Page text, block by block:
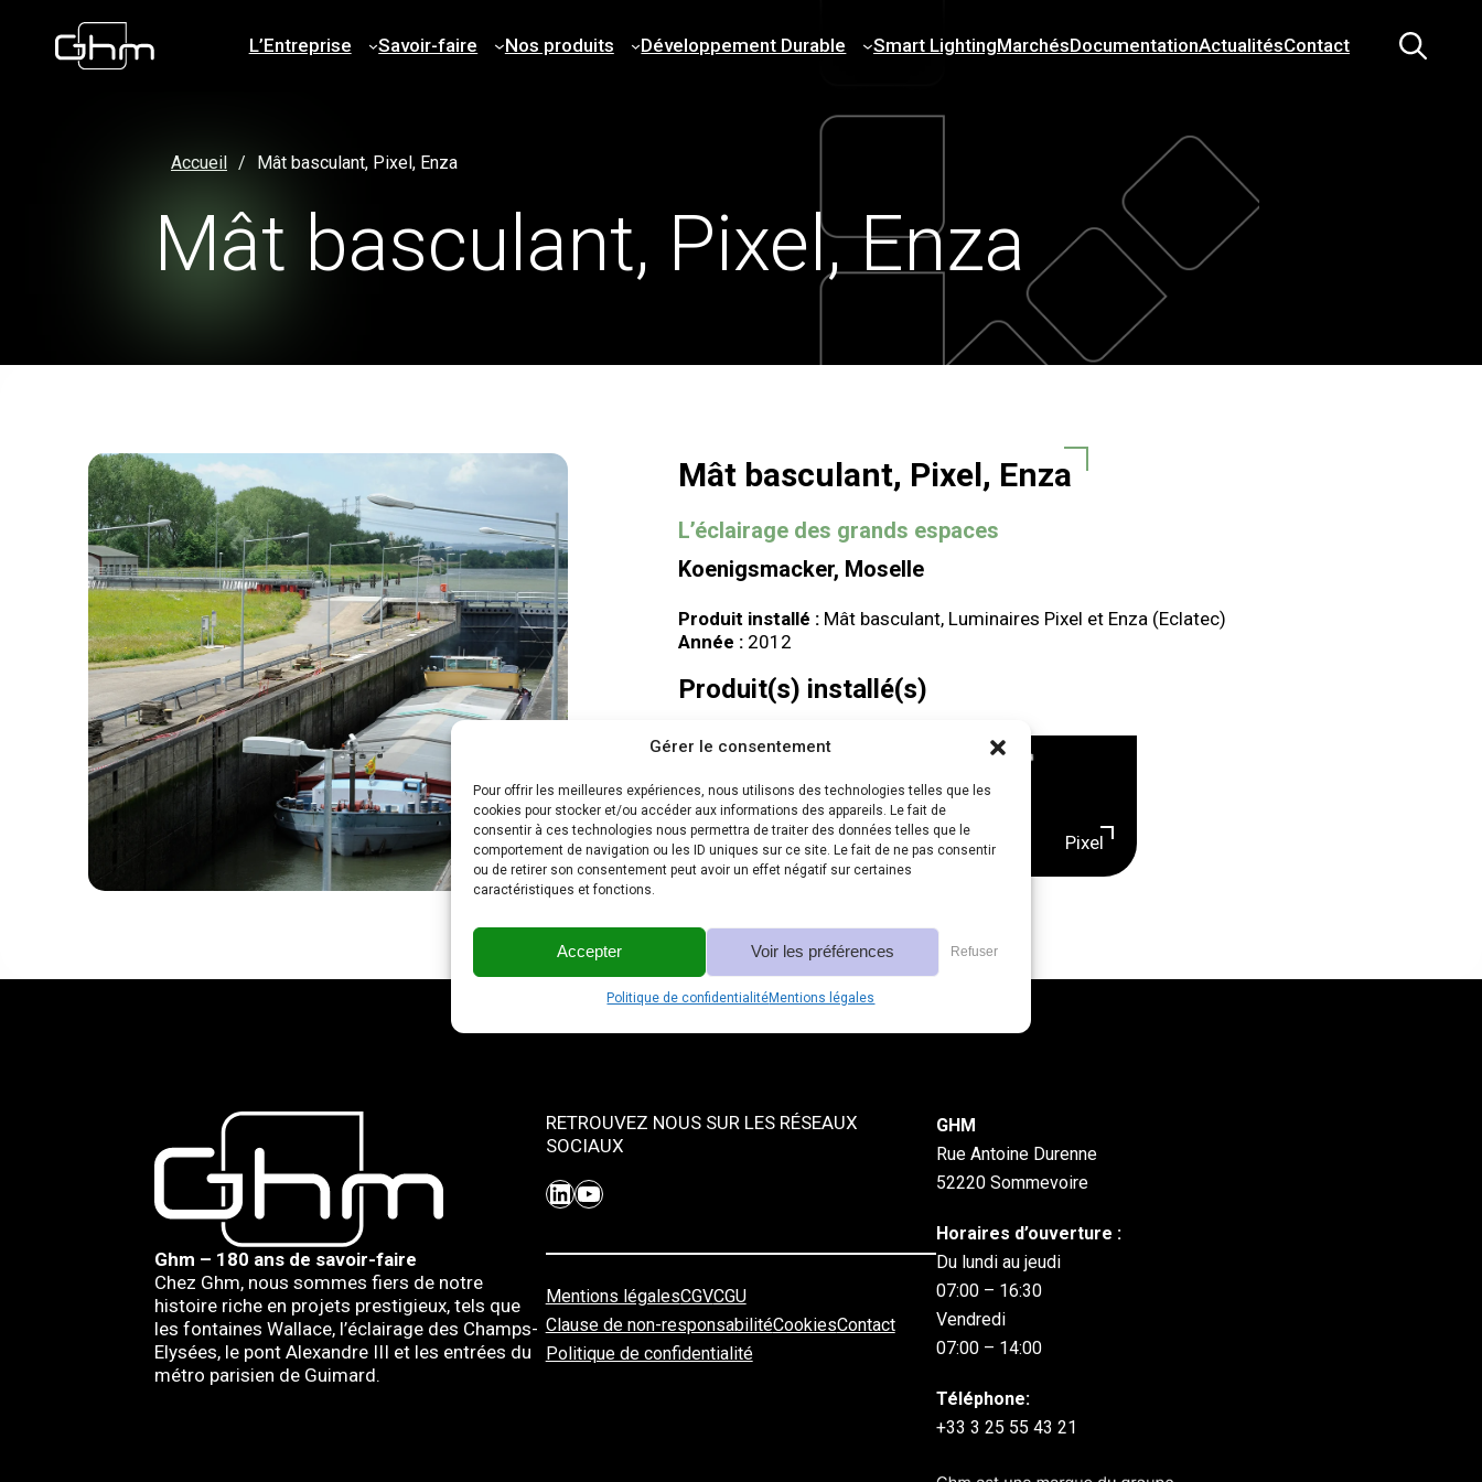
Gérer le consentement
Pour offrir les meilleures expériences, nous utilisons des technologies telles que les
cookies pour stocker et/ou accéder aux informations des appareils. Le fait de
consentir à ces technologies nous permettra de traiter des données telles que le
comportement de navigation ou les ID uniques sur ce site. Le fait de ne pas consentir
ou de retirer son consentement peut avoir un effet négatif sur certaines
caractéristiques et fonctions.
Accepter Refuser
Voir les préférences
Politique de confidentialitéMentions légales
L’Entreprise Savoir-faire Nos produits Développement Durable Smart LightingMarchésDocumentationActualitésContact
Accueil Mât basculant, Pixel, Enza
Mât basculant, Pixel, Enza
Mât basculant, Pixel, Enza
L’éclairage des grands espaces
Koenigsmacker, Moselle
Produit installé : Mât basculant, Luminaires Pixel et Enza (Eclatec)
Année : 2012
Produit(s) installé(s)
Mâts basculants
Pixel
Ghm – 180 ans de savoir-faire
Chez Ghm, nous sommes fiers de notre
histoire riche en projets prestigieux, tels que
les fontaines Wallace, l’éclairage des Champs-
Elysées, le pont Alexandre III et les entrées du
métro parisien de Guimard.
RETROUVEZ NOUS SUR LES RÉSEAUX
SOCIAUX
LinkedIn YouTube
Mentions légalesCGVCGU
Clause de non-responsabilitéCookiesContact
Politique de confidentialité
GHM
Rue Antoine Durenne
52220 Sommevoire
Horaires d’ouverture :
Du lundi au jeudi
07:00 – 16:30
Vendredi
07:00 – 14:00
Téléphone:
+33 3 25 55 43 21